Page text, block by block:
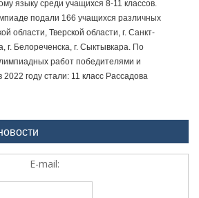
языку среди учащихся 8-11 классов.
подали 166 учащихся различных
области, Тверской области, г. Санкт-
г. Белореченска, г. Сыктывкара. По
работ победителями и
году стали: 11 класс Рассадова
E-mail: